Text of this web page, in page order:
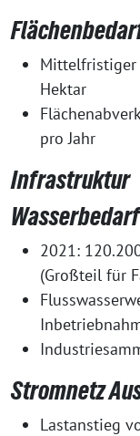
Mittelfristiger
Hektar
pro Jahr
Infrastruktur
Wasserbedarf
2021:
(Großteil für
Stromnetz
Lastanstieg